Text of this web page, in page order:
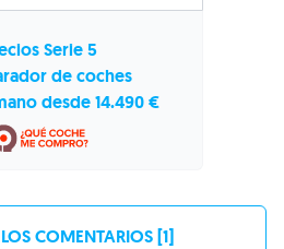
Serie 5
de coches
desde 14.490 €
COMENTARIOS [1]